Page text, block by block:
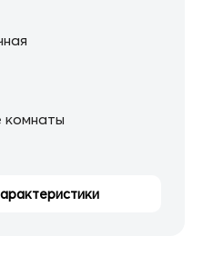
комнаты